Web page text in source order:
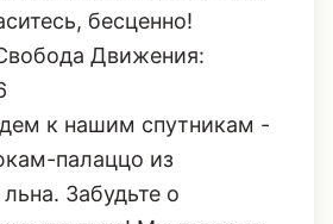
бесценно!
Движения:
к нашим спутникам -
палаццо из
Забудьте о